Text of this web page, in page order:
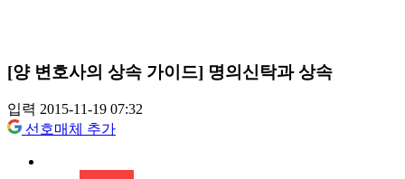
[양 변호사의 상속 가이드] 명의신탁과 상속
입력 2015-11-19 07:32
선호매체 추가